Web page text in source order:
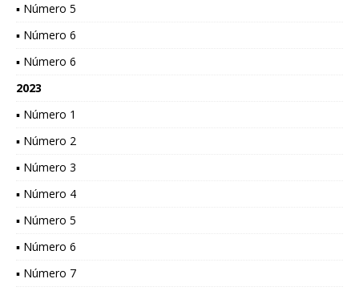
▪ Número 5
▪ Número 6
▪ Número 6
2023
▪ Número 1
▪ Número 2
▪ Número 3
▪ Número 4
▪ Número 5
▪ Número 6
▪ Número 7